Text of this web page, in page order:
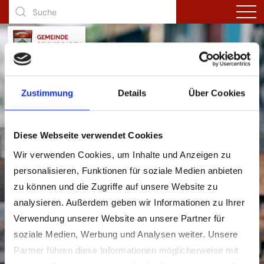
Zustimmung Details Über Cookies
Diese Webseite verwendet Cookies
Wir verwenden Cookies, um Inhalte und Anzeigen zu
personalisieren, Funktionen für soziale Medien anbieten
zu können und die Zugriffe auf unsere Website zu
analysieren. Außerdem geben wir Informationen zu Ihrer
Verwendung unserer Website an unsere Partner für
soziale Medien, Werbung und Analysen weiter. Unsere
Partner führen diese Informationen möglicherweise mit
Aktuelles